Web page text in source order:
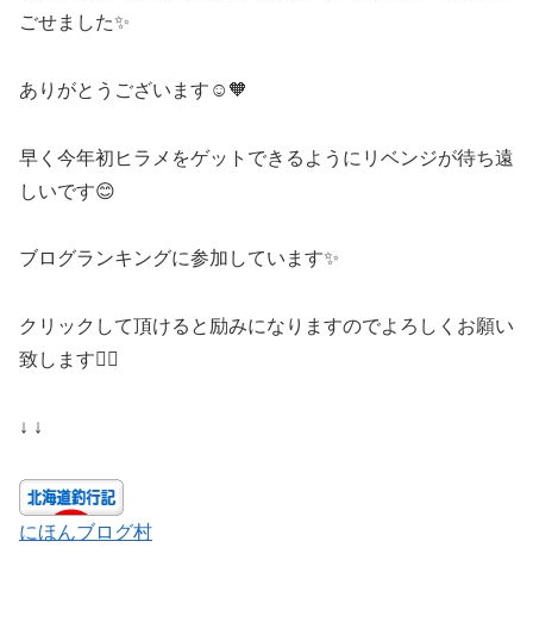
ごせました✨
ありがとうございます☺️🧡
早く今年初ヒラメをゲットできるようにリベンジが待ち遠
しいです😊
ブログランキングに参加しています✨
クリックして頂けると励みになりますのでよろしくお願い
致します🙇‍♀️
↓ ↓
にほんブログ村